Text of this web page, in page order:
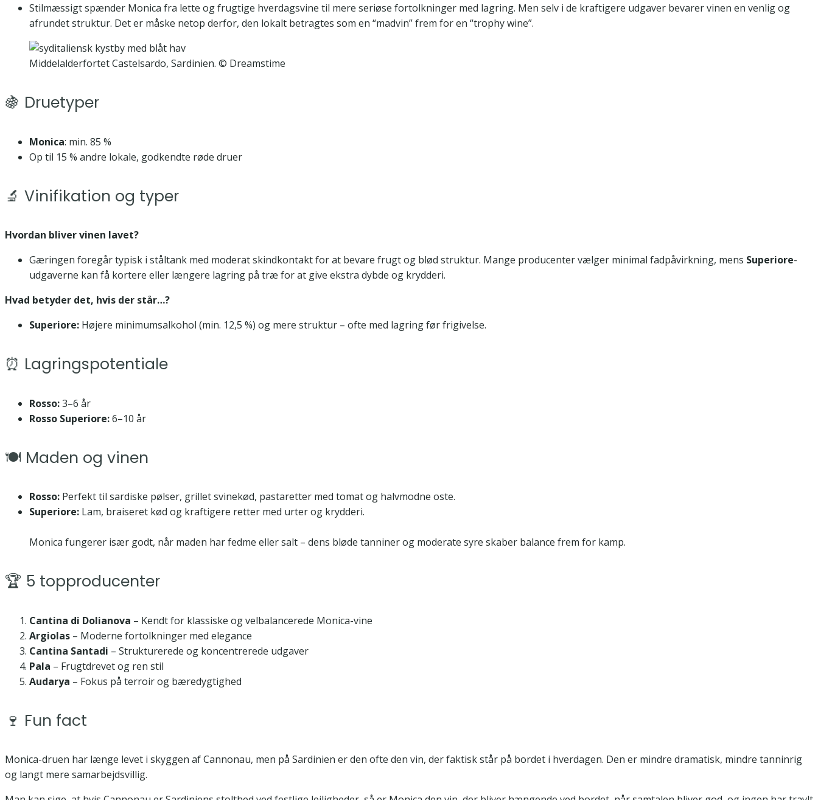
Stilmæssigt spænder Monica fra lette og frugtige hverdagsvine til mere seriøse fortolkninger med lagring. Men selv i de kraftigere udgaver bevarer vinen en venlig og
afrundet struktur. Det er måske netop derfor, den lokalt betragtes som en “madvin” frem for en “trophy wine”.
Middelalderfortet Castelsardo, Sardinien. © Dreamstime
🍇 Druetyper
Monica: min. 85 %
Op til 15 % andre lokale, godkendte røde druer
🔬 Vinifikation og typer
Hvordan bliver vinen lavet?
Gæringen foregår typisk i ståltank med moderat skindkontakt for at bevare frugt og blød struktur. Mange producenter vælger minimal fadpåvirkning, mens Superiore-
udgaverne kan få kortere eller længere lagring på træ for at give ekstra dybde og krydderi.
Hvad betyder det, hvis der står…?
Superiore: Højere minimumsalkohol (min. 12,5 %) og mere struktur – ofte med lagring før frigivelse.
⏰ Lagringspotentiale
Rosso:3–6 år
Rosso Superiore:6–10 år
🍽️ Maden og vinen
Rosso: Perfekt til sardiske pølser, grillet svinekød, pastaretter med tomat og halvmodne oste.
Superiore: Lam, braiseret kød og kraftigere retter med urter og krydderi.
Monica fungerer især godt, når maden har fedme eller salt – dens bløde tanniner og moderate syre skaber balance frem for kamp.
🏆 5 topproducenter
Cantina di Dolianova – Kendt for klassiske og velbalancerede Monica-vine
Argiolas – Moderne fortolkninger med elegance
Cantina Santadi – Strukturerede og koncentrerede udgaver
Pala – Frugtdrevet og ren stil
Audarya – Fokus på terroir og bæredygtighed
🍷 Fun fact
Monica-druen har længe levet i skyggen af Cannonau, men på Sardinien er den ofte den vin, der faktisk står på bordet i hverdagen. Den er mindre dramatisk, mindre tanninrig
og langt mere samarbejdsvillig.